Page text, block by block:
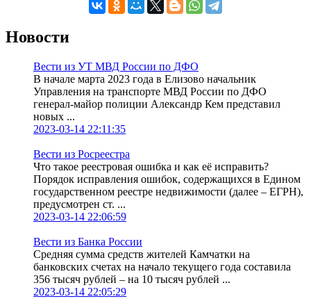
Новости
Вести из УТ МВД России по ДФО
В начале марта 2023 года в Елизово начальник
Управления на транспорте МВД России по ДФО
генерал-майор полиции Александр Кем представил
новых ...
2023-03-14 22:11:35
Вести из Росреестра
Что такое реестровая ошибка и как её исправить?
Порядок исправления ошибок, содержащихся в Едином
государственном реестре недвижимости (далее – ЕГРН),
предусмотрен ст. ...
2023-03-14 22:06:59
Вести из Банка России
Средняя сумма средств жителей Камчатки на
банковских счетах на начало текущего года составила
356 тысяч рублей – на 10 тысяч рублей ...
2023-03-14 22:05:29